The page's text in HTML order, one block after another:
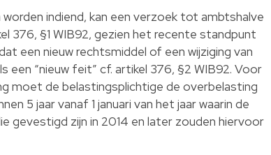
indiend, kan een verzoek tot ambtshalve
376, §1 WIB92, gezien het recente standpunt
een nieuw rechtsmiddel of een wijziging van
een “nieuw feit” cf. artikel 376, §2 WIB92. Voor
moet de belastingsplichtige de overbelasting
5 jaar vanaf 1 januari van het jaar waarin de
gevestigd zijn in 2014 en later zouden hiervoor